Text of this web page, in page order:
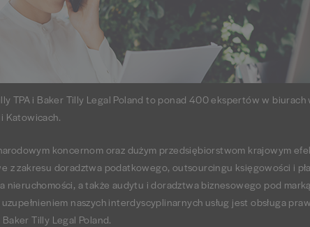
TPA i Baker Tilly Legal Poland to ponad 400 ekspertów w biurach
Katowicach.
koncernom oraz dużym przedsiębiorstwom krajowym
z zakresu doradztwa podatkowego, outsourcingu księgowości i
nieruchomości, a także audytu i doradztwa biznesowego pod
naszych interdyscyplinarnych usług jest obsługa
Tilly Legal Poland.